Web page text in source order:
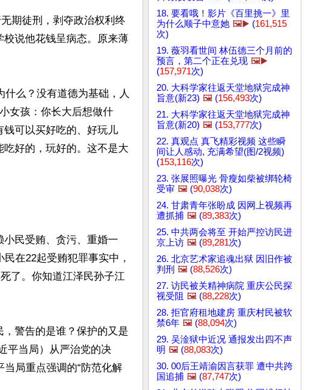
期徒刑，剥夺政治权利终
说他花钱呈病态。原来薄
么？没有道德为基础，人
女孩：你长大后想做什
可以买好吃的、好玩儿
好的，玩好的。这不是大
民受贿、贪污、重婚一
在22起受贿犯罪事实中，
了。你知道江泽民孙子江
警告的是谁？保护的又是
平当局）从严治党的决
当局重点强调的“防范化解
18. 要看哦！影片《百里挑一》里
为什么顺子中意她 🖼️▶️ (161,515
次)
19. 薇羽看世间 林伍德三个月前的
预言，第二个正在兑现 🖼️▶️
(157,971次)
20. 大科学家往返天堂地狱完成神
旨意(新23) 🖼️ (156,493次)
21. 大科学家往返天堂地狱完成神
旨意(新20) 🖼️ (153,777次)
22. 真观点 真飞精彩视频 这些瞬
间让人感动, 充满希望(图/2视频)
(153,116次)
23. 张展照曝光 骨瘦如柴被绑轮椅
受审 🖼️ (90,038次)
24. 甘肃青年张盼成 因网上视频再
遭抓捕 🖼️ (89,383次)
25. 中共两会将至 开始严控访民进
京上访 🖼️ (89,281次)
26. 北京艺术家追魂出狱 因旧作被
判刑 🖼️ (88,526次)
27. 访民被关精神病院 重庆公民探
视受阻 🖼️ (88,228次)
28. 拒官府租地建房 重庆村民被软
禁6年 🖼️ (88,094次)
29. 吴淦狱中近况 通报发出四不声
明 🖼️ (88,083次)
30. 00后王靖渝因言获罪 遭中共跨
国追捕 🖼️ (87,747次)